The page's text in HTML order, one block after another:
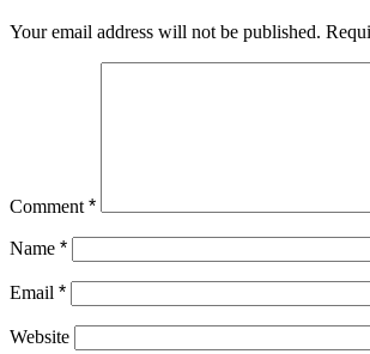
Your email address will not be published.
Comment*
Name *
Email *
Website